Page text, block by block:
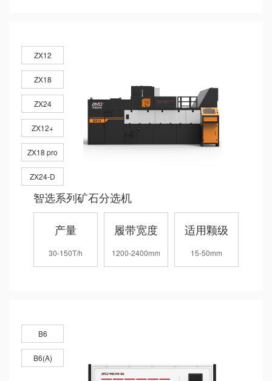
ZX12
ZX18
ZX24
ZX12+
ZX18 pro
ZX24-D
智选系列矿石分选机
产量
30-150T/h
履带宽度
1200-2400mm
适用颗级
15-50mm
B6
B6(A)